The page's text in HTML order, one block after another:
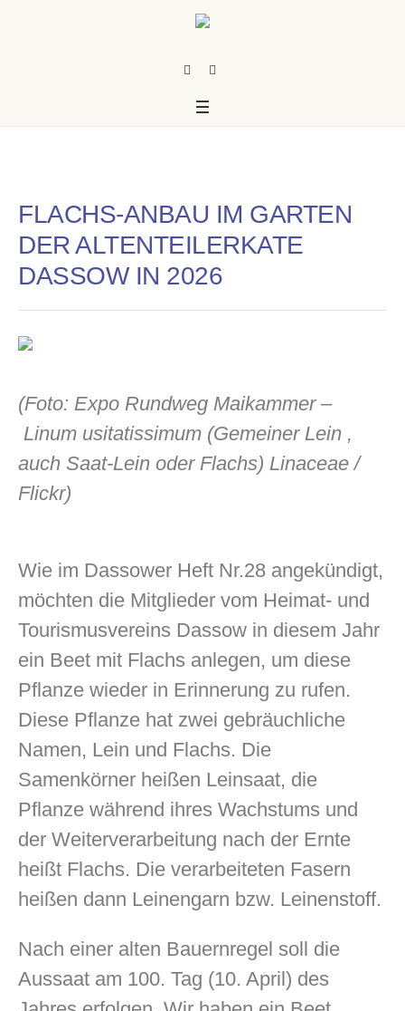
FLACHS-ANBAU IM GARTEN
DER ALTENTEILERKATE
DASSOW IN 2026
(Foto: Expo Rundweg Maikammer –
Linum usitatissimum (Gemeiner Lein ,
auch Saat-Lein oder Flachs) Linaceae /
Flickr)
Wie im Dassower Heft Nr.28 angekündigt,
möchten die Mitglieder vom Heimat- und
Tourismusvereins Dassow in diesem Jahr
ein Beet mit Flachs anlegen, um diese
Pflanze wieder in Erinnerung zu rufen.
Diese Pflanze hat zwei gebräuchliche
Namen, Lein und Flachs. Die
Samenkörner heißen Leinsaat, die
Pflanze während ihres Wachstums und
der Weiterverarbeitung nach der Ernte
heißt Flachs. Die verarbeiteten Fasern
heißen dann Leinengarn bzw. Leinenstoff.
Nach einer alten Bauernregel soll die
Aussaat am 100. Tag (10. April) des